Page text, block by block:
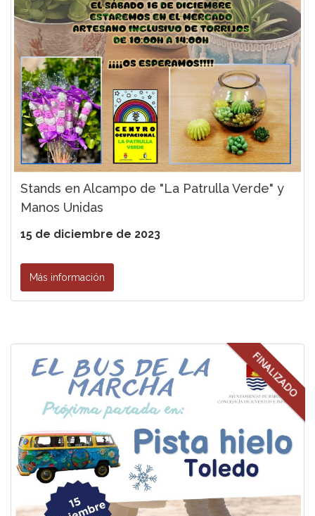
Stands en Alcampo de "La Patrulla Verde" y
Manos Unidas
15 de diciembre de 2023
Más información
FINALIZADO